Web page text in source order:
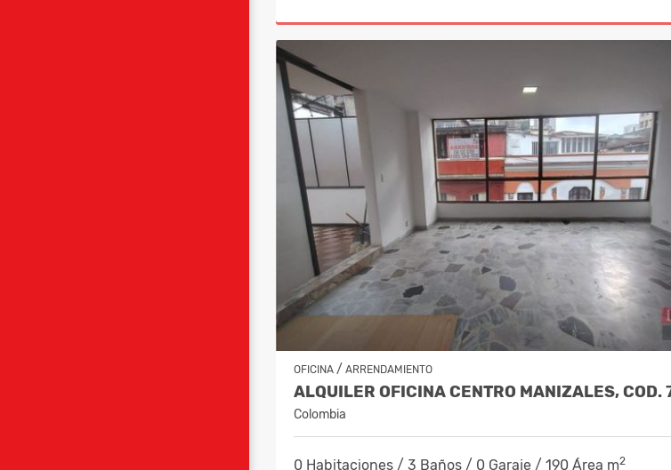
OFICINA / ARRENDAMIENTO
Colombia
0 Habitaciones / 3 Baños / 0 Garaje / 190 Área m2